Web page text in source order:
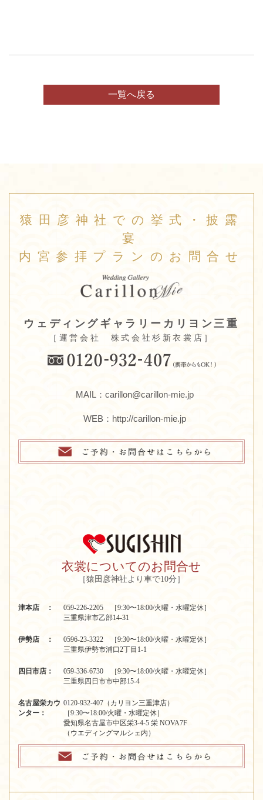
一覧へ戻る
猿田彦神社での挙式・披露
宴
内宮参拝プランのお問合せ
ウェディングギャラリーカリヨン三重
［運営会社 株式会社杉新衣裳店］
MAIL：carillon@carillon-mie.jp
WEB： http://carillon-mie.jp
衣裳についてのお問合せ
［猿田彦神社より車で10分］
津本店 ：
059-226-2205 ［9:30〜18:00/火曜・水曜定休］
三重県津市乙部14-31
伊勢店 ：
0596-23-3322 ［9:30〜18:00/火曜・水曜定休］
三重県伊勢市浦口2丁目1-1
四日市店：
059-336-6730 ［9:30〜18:00/火曜・水曜定休］
三重県四日市市中部15-4
名古屋栄カウ
ンター：
0120-932-407（カリヨン三重津店）
［9:30〜18:00/火曜・水曜定休］
愛知県名古屋市中区栄3-4-5 栄 NOVA7F
（ウエディングマルシェ内）